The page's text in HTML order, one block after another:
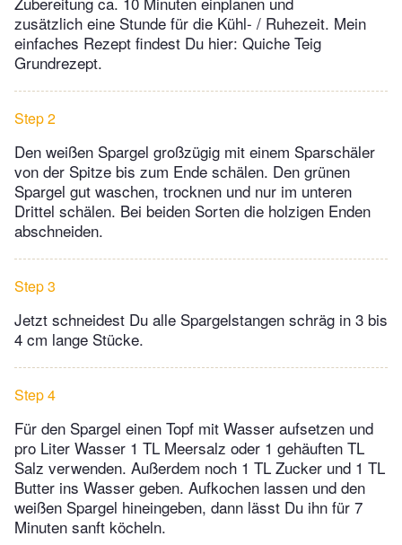
zusätzlich eine Stunde für die Kühl- / Ruhezeit. Mein
einfaches Rezept findest Du hier: Quiche Teig
Grundrezept.
Step 2
Den weißen Spargel großzügig mit einem Sparschäler
von der Spitze bis zum Ende schälen. Den grünen
Spargel gut waschen, trocknen und nur im unteren
Drittel schälen. Bei beiden Sorten die holzigen Enden
abschneiden.
Step 3
Jetzt schneidest Du alle Spargelstangen schräg in 3 bis
4 cm lange Stücke.
Step 4
Für den Spargel einen Topf mit Wasser aufsetzen und
pro Liter Wasser 1 TL Meersalz oder 1 gehäuften TL
Salz verwenden. Außerdem noch 1 TL Zucker und 1 TL
Butter ins Wasser geben. Aufkochen lassen und den
weißen Spargel hineingeben, dann lässt Du ihn für 7
Minuten sanft köcheln.